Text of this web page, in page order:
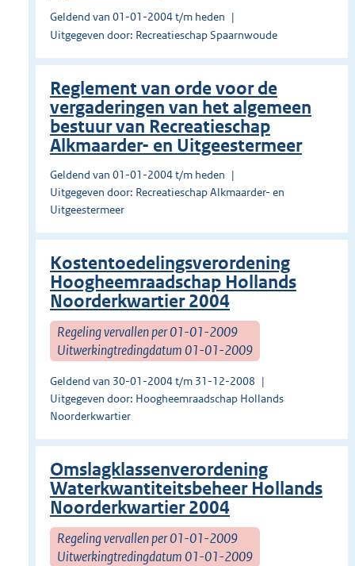
Geldend van 01-01-2004 t/m heden
Uitgegeven door: Recreatieschap Spaarnwoude
Reglement van orde voor de
vergaderingen van het algemeen
bestuur van Recreatieschap
Alkmaarder- en Uitgeestermeer
Geldend van 01-01-2004 t/m heden
Uitgegeven door: Recreatieschap Alkmaarder- en
Uitgeestermeer
Kostentoedelingsverordening
Hoogheemraadschap Hollands
Noorderkwartier 2004
Regeling vervallen per 01-01-2009
Uitwerkingtredingdatum 01-01-2009
Geldend van 30-01-2004 t/m 31-12-2008
Uitgegeven door: Hoogheemraadschap Hollands
Noorderkwartier
Omslagklassenverordening
Waterkwantiteitsbeheer Hollands
Noorderkwartier 2004
Regeling vervallen per 01-01-2009
Uitwerkingtredingdatum 01-01-2009